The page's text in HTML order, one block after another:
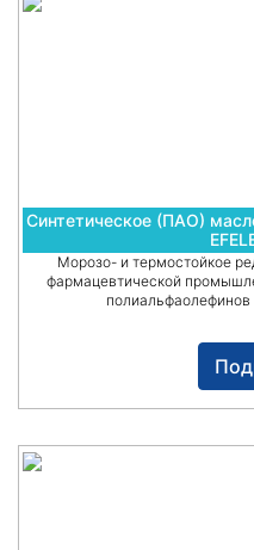
Синтетическое (ПАО)
Морозо- и термостойкое
фармацевтической